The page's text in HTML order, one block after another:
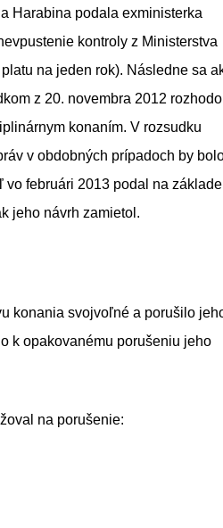
Harabina podala exministerka
kontroly z Ministerstva
na jeden rok). Následne sa
z 20. novembra 2012 rozhodol
konaním. V rozsudku
v obdobných prípadoch by
februári 2013 podal na základe
jeho návrh zamietol.
konania svojvoľné a porušilo
k opakovanému porušeniu jeho
na porušenie: